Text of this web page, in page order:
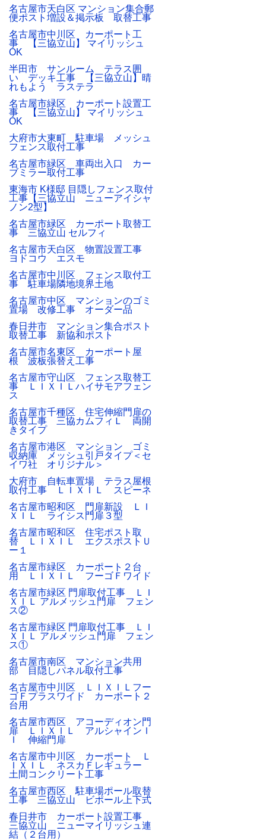
名古屋市天白区 マンション集合郵
便ポスト増設＆掲示板 取替工事
名古屋市中川区 カーポート工
事 【三協立山】 マイリッシュ
OK
半田市 サンルーム テラス囲
い デッキ工事 【三協立山】晴
れもよう ラステラ
名古屋市緑区 カーポート設置工
事 【三協立山】 マイリッシュ
OK
大府市大東町 駐車場 メッシュ
フェンス取付工事
名古屋市緑区 車両出入口 カー
ブミラー取付工事
東海市 K様邸 目隠しフェンス取付
工事【三協立山 ニューアイシャ
ノン2型】
名古屋市緑区 カーポート取替工
事 三協立山 セルフィ
名古屋市天白区 物置設置工事
ヨドコウ エスモ
名古屋市中川区 フェンス取付工
事 駐車場隣地境界土地
名古屋市中区 マンションのゴミ
置場 改修工事 オーダー品
春日井市 マンション集合ポスト
取替工事 新協和ポスト
名古屋市名東区 カーポート屋
根 波板張替え工事
名古屋市守山区 フェンス取替工
事 ＬＩＸＩＬハイサモアフェン
ス
名古屋市千種区 住宅伸縮門扉の
取替工事 三協カムフィＬ 両開
きタイプ
名古屋市港区 マンション ゴミ
収納庫 メッシュ引戸タイプ＜セ
イワ社 オリジナル＞
大府市 自転車置場 テラス屋根
取付工事 ＬＩＸＩＬ スピーネ
名古屋市昭和区 門扉新設 ＬＩ
ＸＩＬ ライシス門扉３型
名古屋市昭和区 住宅ポスト取
替 ＬＩＸＩＬ エクスポストＵ
ー１
名古屋市緑区 カーポート２台
用 ＬＩＸＩＬ フーゴＦワイド
名古屋市緑区 門扉取付工事 ＬＩ
ＸＩＬ アルメッシュ門扉 フェン
ス②
名古屋市緑区 門扉取付工事 ＬＩ
ＸＩＬ アルメッシュ門扉 フェン
ス①
名古屋市南区 マンション共用
部 目隠しパネル取付工事
名古屋市中川区 ＬＩＸＩＬフー
ゴＦプラスワイド カーポート２
台用
名古屋市西区 アコーディオン門
扉 ＬＩＸＩＬ アルシャインＩ
Ｉ 伸縮門扉
名古屋市中川区 カーポート Ｌ
ＩＸＩＬ ネスカＦレギュラー
土間コンクリート工事
名古屋市西区 駐車場ポール取替
工事 三協立山 ビポール上下式
春日井市 カーポート設置工事
三協立山 ニューマイリッシュ連
結（２台用）